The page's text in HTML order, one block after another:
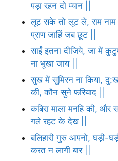
पड़ा रहन दो म्यान ||
लूट सके तो लूट ले, राम
प्राण जाहिं जब छूट ||
साईं इतना दीजिये, जा में
ना भूखा जाय ||
सुख में सुमिरन ना किया,
की, कौन सुने फरियाद ||
कबिरा माला मनहि की, और
गले रहट के देख ||
बलिहारी गुरु आपनो, घड़ी-
करत न लागी बार ||